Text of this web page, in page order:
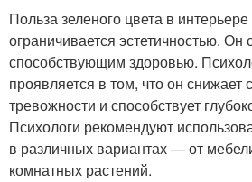
Польза зеленого цвета в
ограничивается эстетичностью. Он
способствующим здоровью.
проявляется в том, что он снижает
тревожности и способствует
Психологи рекомендуют
в различных вариантах — от
комнатных растений.